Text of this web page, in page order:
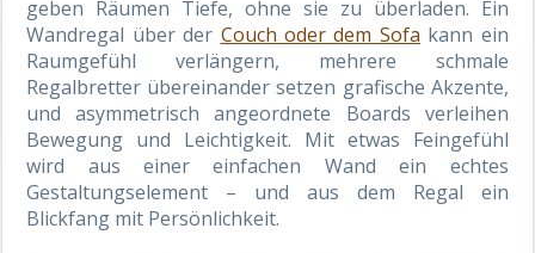
geben Räumen Tiefe, ohne sie zu überladen. Ein
Wandregal über der Couch oder dem Sofa kann ein
Raumgefühl verlängern, mehrere schmale
Regalbretter übereinander setzen grafische Akzente,
und asymmetrisch angeordnete Boards verleihen
Bewegung und Leichtigkeit. Mit etwas Feingefühl
wird aus einer einfachen Wand ein echtes
Gestaltungselement – und aus dem Regal ein
Blickfang mit Persönlichkeit.